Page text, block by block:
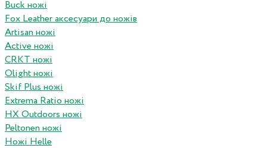
Buck ножі
Fox Leather аксесуари до ножів
Artisan ножі
Active ножі
CRKT ножі
Olight ножі
Skif Plus ножі
Extrema Ratio ножі
HX Outdoors ножі
Peltonen ножі
Ножі Helle